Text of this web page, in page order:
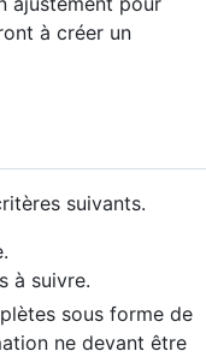
à créer un
suivants.
à suivre.
sous forme de
ne devant être